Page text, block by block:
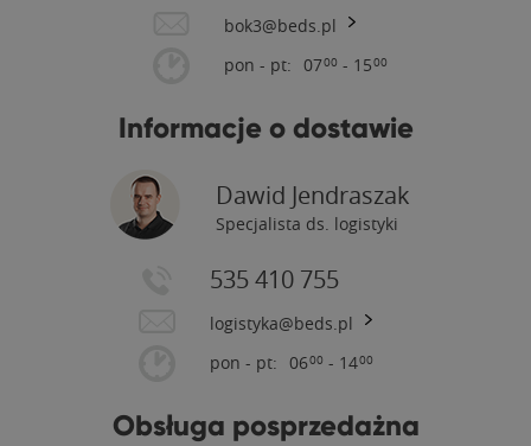
bok3@beds.pl
pon - pt: 0700 - 1500
Informacje o dostawie
Dawid Jendraszak
Specjalista ds. logistyki
535 410 755
logistyka@beds.pl
pon - pt: 0600 - 1400
Obsługa posprzedażna